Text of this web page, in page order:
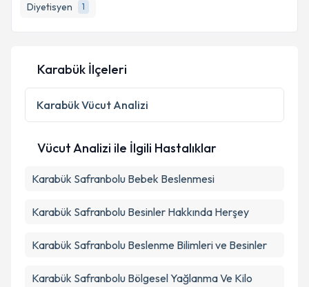
Diyetisyen
1
Karabük İlçeleri
KarabükVücut Analizi
Vücut Analizi ile İlgili Hastalıklar
Karabük Safranbolu Bebek Beslenmesi
Karabük Safranbolu Besinler Hakkında Herşey
Karabük Safranbolu Beslenme Bilimleri ve Besinler
Karabük Safranbolu Bölgesel Yağlanma Ve Kilo